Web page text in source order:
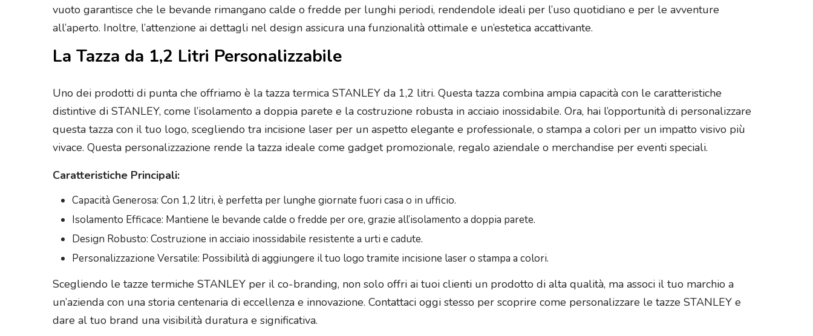
vuoto garantisce che le bevande rimangano calde o fredde per lunghi periodi, rendendole ideali per l’uso quotidiano e per le avventure
all’aperto. Inoltre, l’attenzione ai dettagli nel design assicura una funzionalità ottimale e un’estetica accattivante.
La Tazza da 1,2 Litri Personalizzabile
Uno dei prodotti di punta che offriamo è la tazza termica STANLEY da 1,2 litri. Questa tazza combina ampia capacità con le caratteristiche
distintive di STANLEY, come l’isolamento a doppia parete e la costruzione robusta in acciaio inossidabile. Ora, hai l’opportunità di personalizzare
questa tazza con il tuo logo, scegliendo tra incisione laser per un aspetto elegante e professionale, o stampa a colori per un impatto visivo più
vivace. Questa personalizzazione rende la tazza ideale come gadget promozionale, regalo aziendale o merchandise per eventi speciali.
Caratteristiche Principali:
Capacità Generosa: Con 1,2 litri, è perfetta per lunghe giornate fuori casa o in ufficio.
Isolamento Efficace: Mantiene le bevande calde o fredde per ore, grazie all’isolamento a doppia parete.
Design Robusto: Costruzione in acciaio inossidabile resistente a urti e cadute.
Personalizzazione Versatile: Possibilità di aggiungere il tuo logo tramite incisione laser o stampa a colori.
Scegliendo le tazze termiche STANLEY per il co-branding, non solo offri ai tuoi clienti un prodotto di alta qualità, ma associ il tuo marchio a
un’azienda con una storia centenaria di eccellenza e innovazione. Contattaci oggi stesso per scoprire come personalizzare le tazze STANLEY e
dare al tuo brand una visibilità duratura e significativa.